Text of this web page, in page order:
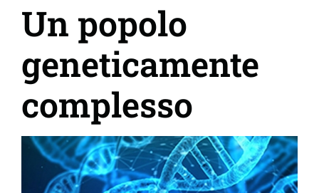
Un popolo
geneticamente
complesso